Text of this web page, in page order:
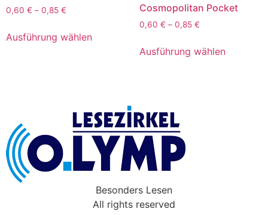
0,60 € – 0,85 €
Ausführung wählen
Cosmopolitan Pocket
0,60 € – 0,85 €
Ausführung wählen
Besonders Lesen
All rights reserved